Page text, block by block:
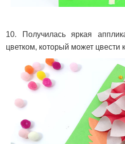
10. Получилась яркая
цветком, который может цвести